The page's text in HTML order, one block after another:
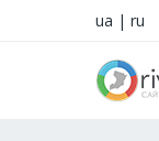
ua | ru